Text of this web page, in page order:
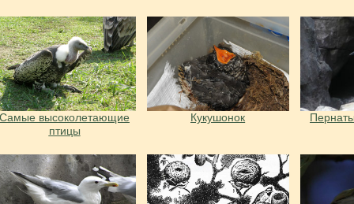
Самые высоколетающие
птицы
Кукушонок